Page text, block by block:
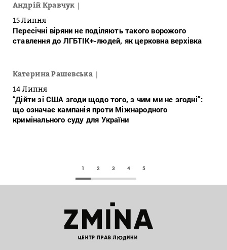
Андрій Кравчук
15 Липня
Пересічні віряни не поділяють такого ворожого
ставлення до ЛГБТІК+-людей, як церковна верхівка
Катерина Рашевська
14 Липня
“Дійти зі США згоди щодо того, з чим ми не згодні”:
що означає кампанія проти Міжнародного
кримінального суду для України
1 2 3 4 5